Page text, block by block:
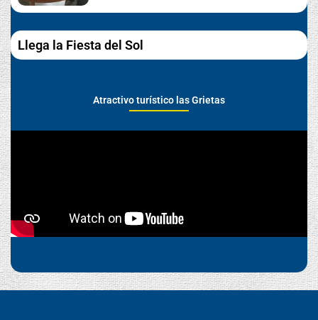
Llega la Fiesta del Sol
Atractivo turístico las Grietas